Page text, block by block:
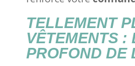
TELLEMENT
VÊTEMENTS :
PROFOND DE